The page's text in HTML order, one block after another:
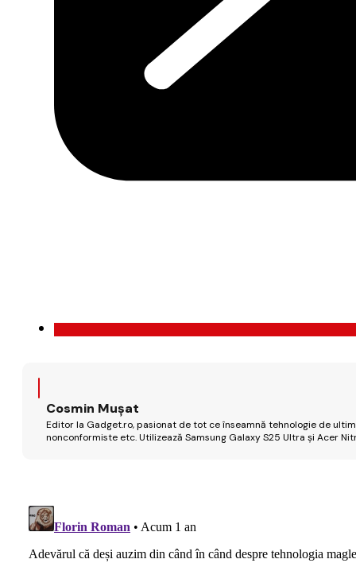
Cosmin Mușat
Editor la Gadget.ro, pasionat de tot ce înseamnă tehnologie de
nonconformiste etc. Utilizează Samsung Galaxy S25 Ultra și Acer